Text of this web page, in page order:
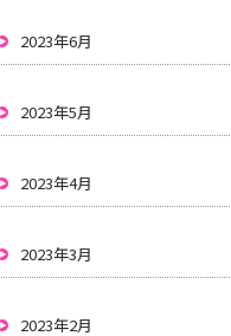
2023年6月
2023年5月
2023年4月
2023年3月
2023年2月